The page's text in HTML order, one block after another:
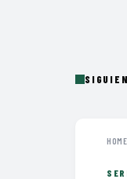
HOME